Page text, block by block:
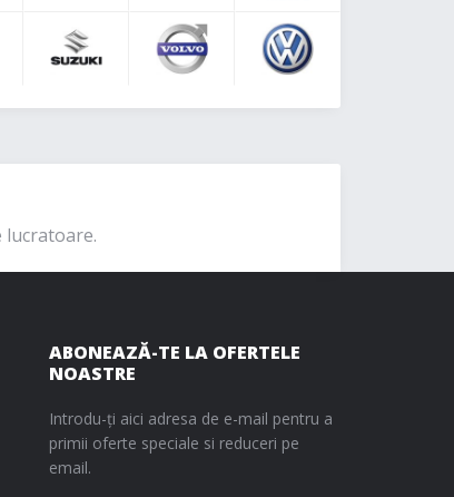
lucratoare.
ABONEAZĂ-TE LA OFERTELE
NOASTRE
Introdu-ți aici adresa de e-mail pentru a
primii oferte speciale si reduceri pe
email.